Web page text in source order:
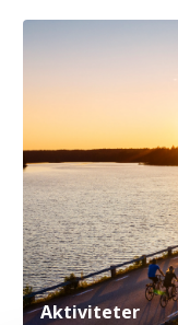
Aktiviteter